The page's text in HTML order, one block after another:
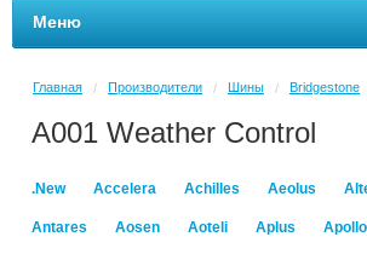
Меню
Главная / Производители / Шины / Bridgestone
A001 Weather Control
.New Accelera Achilles Aeolus
Antares Aosen Aoteli Aplus Apollo